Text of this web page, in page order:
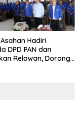
Hadiri
DPD PAN dan
Relawan, Dorong